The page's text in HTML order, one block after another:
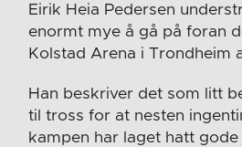
Eirik Heia Pedersen
enormt mye å gå på foran
Kolstad Arena i Trondheim
Han beskriver det som litt
til tross for at nesten
kampen har laget hatt